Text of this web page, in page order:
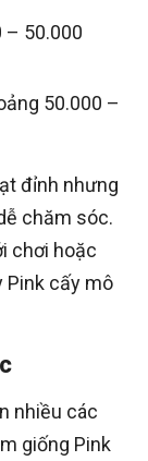
– 50.000
50.000 –
đỉnh nhưng
chăm sóc.
chơi hoặc
Pink cấy mô
nhiều các
giống Pink